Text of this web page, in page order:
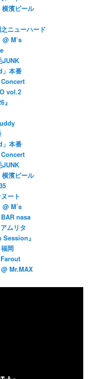
濱ビール
ニューハード
M’s
JUNK
本番
vol.2
本番
JUNK
濱ビール
ート
M’s
nasa
ムリタ
』
岡
Mr.MAX